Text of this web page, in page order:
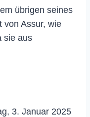
übrigen seines
von Assur, wie
sie aus
3. Januar 2025